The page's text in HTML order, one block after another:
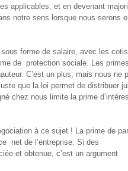
applicables, et en devenant
notre sens lorsque nous serons
forme de salaire, avec les
de protection sociale. Les
C’est un plus, mais nous ne
que la loi permet de distribuer
chez nous limite la prime
à ce sujet ! La prime de
net de l’entreprise. Si des
et obtenue, c’est un argument